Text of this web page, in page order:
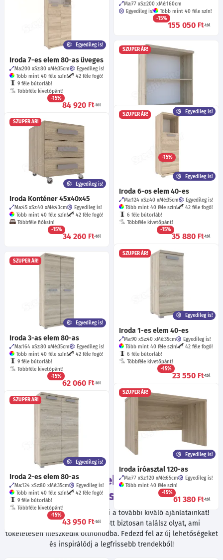
Ma:77 Sz:200 Mé:160cm
Egyedileg is!
Több mint 40 féle szín!
-15%
155 050 Ft-tól
Egyedileg is!
Iroda 7-es elem 80-as üveges
Ma:200 Sz:80 Mé:35cm
Egyedileg is!
Több mint 40 féle szín!
42 féle fogó!
9 féle bútorláb!
Többféle kivetőpánt!
-15%
84 920 Ft-tól
SZUPER ÁR!
Egyedileg is!
Mé:35 cm
-15%
37 830
SZUPER ÁR!
Egyedileg is!
Iroda 6-os elem 40-es
Ma:124 Sz:40 Mé:35cm
Egyedileg is!
Több mint 40 féle szín!
42 féle fogó!
6 féle bútorláb!
Többféle kivetőpánt!
-15%
35 880 Ft-tól
SZUPER ÁR!
Egyedileg is!
Iroda Konténer 45x40x45
Ma:45 Sz:40 Mé:43cm
Egyedileg is!
Több mint 40 féle szín!
42 féle fogó!
Többféle fióksín!
-15%
34 260 Ft-tól
SZUPER ÁR!
Egyedileg is!
Iroda 1-es elem 40-es
Ma:90 Sz:40 Mé:35cm
Egyedileg is!
Több mint 40 féle szín!
42 féle fogó!
6 féle bútorláb!
Többféle kivetőpánt!
-15%
23 550 Ft-tól
SZUPER ÁR!
Egyedileg is!
Iroda 3-as elem 80-as
Ma:164 Sz:80 Mé:35cm
Egyedileg is!
Több mint 40 féle szín!
42 féle fogó!
9 féle bútorláb!
Többféle kivetőpánt!
-15%
62 060 Ft-tól
SZUPER ÁR!
Egyedileg is!
Iroda íróasztal 120-as
Ma:77 Sz:120 Mé:65cm
Egyedileg is!
Több mint 40 féle szín!
-15%
61 380 Ft-tól
SZUPER ÁR!
Egyedileg is!
Iroda 2-es elem 80-as
Ma:124 Sz:80 Mé:35cm
Egyedileg is!
Több mint 40 féle szín!
42 féle fogó!
9 féle bútorláb!
Többféle kivetőpánt!
-15%
43 950 Ft-tól
Tekintsd meg ezeket a termékeket
is!
Böngészés közben ne hagyd ki a további kiváló ajánlatainkat!
Válogatott termékeink között biztosan találsz olyat, ami
tökéletesen illeszkedik otthonodba. Fedezd fel az új lehetőségeket
és inspirálódj a legfrissebb trendekből!